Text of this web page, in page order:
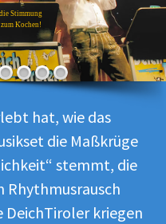
die Stimmung
zum Kochen!
hat, wie das
die Maßkrüge
stemmt, die
Rhythmusrausch
kriegen